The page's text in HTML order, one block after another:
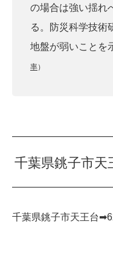
の場合は強い揺れ
る。防災科学技術
地盤が弱いことを
率）
千葉県銚子市天
千葉県銚子市天王台